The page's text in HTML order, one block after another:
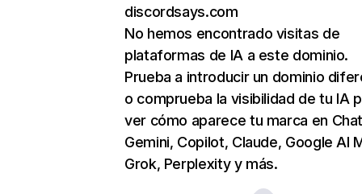
discordsays.com
No hemos encontrado visitas de
plataformas de IA a este dominio.
Prueba a introducir un dominio
o comprueba la visibilidad de tu IA
ver cómo aparece tu marca en
Gemini, Copilot, Claude, Google AI
Grok, Perplexity y más.